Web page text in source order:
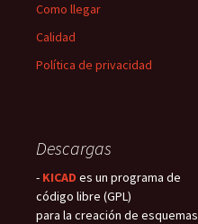
Como llegar
Calidad
Política de privacidad
Descargas
- KICAD es un programa de
código libre (GPL)
para la creación de esquemas